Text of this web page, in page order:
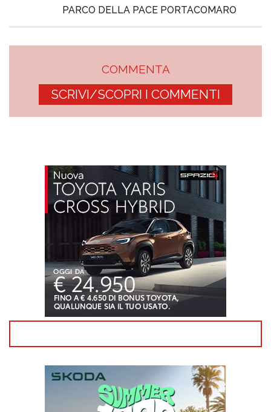
PARCO DELLA PACE PORTACOMARO
COMMENTA
SCRIVI/SCOPRI I COMMENTI